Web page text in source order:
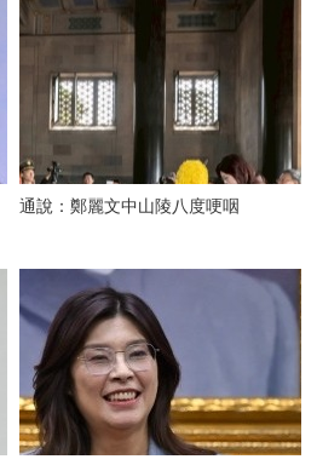
通說：鄭麗文中山陵八度哽咽